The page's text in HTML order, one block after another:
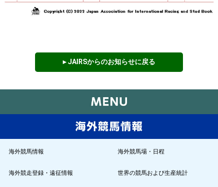
▸ JAIRSからのお知らせに戻る
海外競馬情報 海外競馬場・日程
海外競走登録・遠征情報 世界の競馬および生産統計